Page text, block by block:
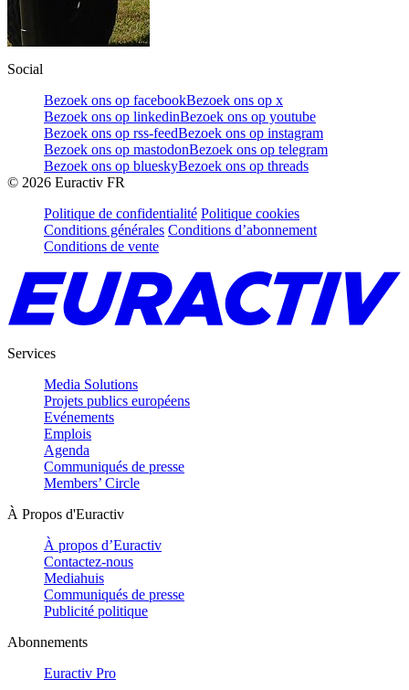
Social
Bezoek ons op facebookBezoek ons op x
Bezoek ons op linkedinBezoek ons op youtube
Bezoek ons op rss-feedBezoek ons op instagram
Bezoek ons op mastodonBezoek ons op telegram
Bezoek ons op blueskyBezoek ons op threads
© 2026 Euractiv FR
Politique de confidentialité Politique cookies
Conditions générales Conditions d’abonnement
Conditions de vente
Services
Media Solutions
Projets publics européens
Evénements
Emplois
Agenda
Communiqués de presse
Members’ Circle
À Propos d'Euractiv
À propos d’Euractiv
Contactez-nous
Mediahuis
Communiqués de presse
Publicité politique
Abonnements
Euractiv Pro